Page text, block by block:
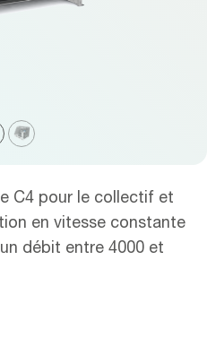
C4 pour le collectif et
en vitesse constante
débit entre 4000 et